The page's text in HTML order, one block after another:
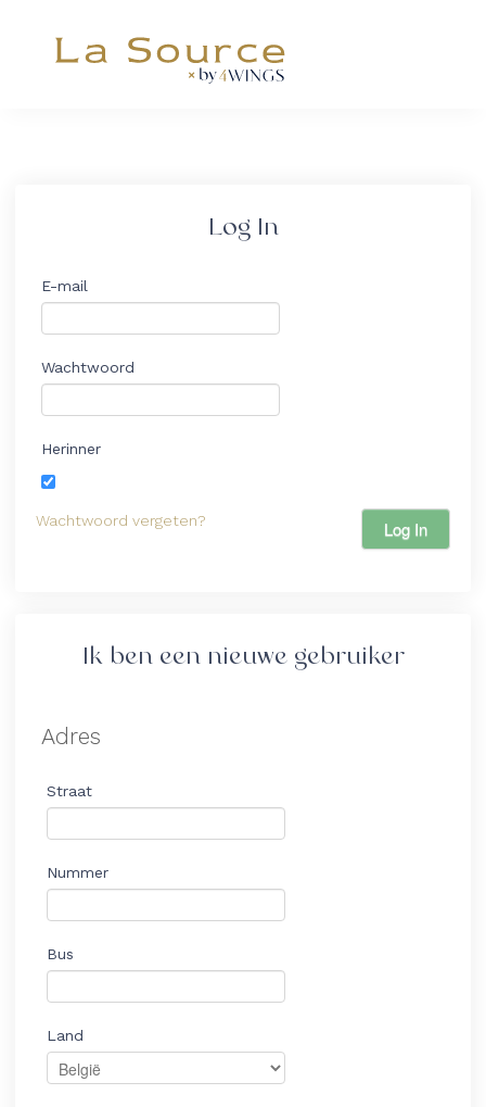
Log In
E-mail
Wachtwoord
Herinner
Wachtwoord vergeten? Log In
Ik ben een nieuwe gebruiker
Adres
Straat
Nummer
Bus
Land